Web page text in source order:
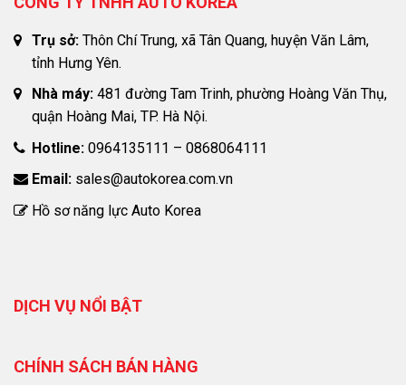
Trụ sở: Thôn Chí Trung, xã Tân Quang, huyện Văn Lâm,
tỉnh Hưng Yên.
Nhà máy: 481 đường Tam Trinh, phường Hoàng Văn Thụ,
quận Hoàng Mai, TP. Hà Nội.
Hotline: 0964135111 – 0868064111
Email: sales@autokorea.com.vn
Hồ sơ năng lực Auto Korea
DỊCH VỤ NỔI BẬT
CHÍNH SÁCH BÁN HÀNG